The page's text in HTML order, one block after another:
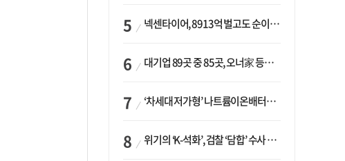
넥센타이어, 8913억 벌고도 순이익 2억…유럽 세부담에 이익 증발
대기업 89곳 중 85곳, 오너家 등기임원 겸직…BS 46곳·SM 45곳 ‘족벌경영’ 고착화
‘차세대 저가형’ 나트륨이온배터리 시대 오나…LG화학·에코프로, 상용화 속도낸다
위기의 ‘K-석화’, 검찰 ‘담합’ 수사 착수…“LG·한화·롯데 등 7개 업체, 8개 제품 가격 담합”